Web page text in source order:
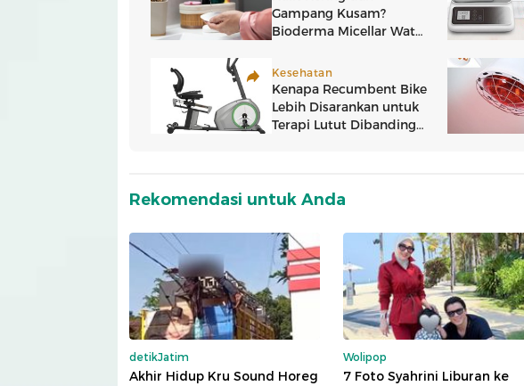
Rekomendasi untuk Anda
detikJatim
Akhir Hidup Kru Sound Horeg
Wolipop
7 Foto Syahrini Liburan ke